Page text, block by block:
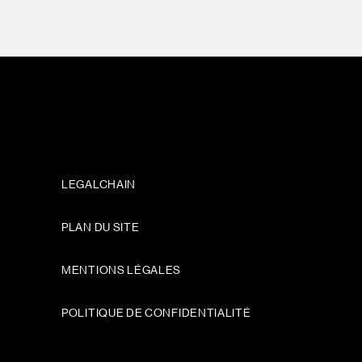
LEGALCHAIN
PLAN DU SITE
MENTIONS LÉGALES
POLITIQUE DE CONFIDENTIALITÉ